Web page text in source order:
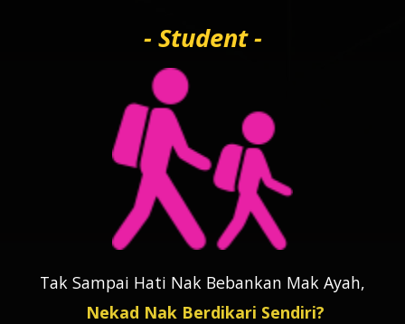
- Student -
Tak Sampai Hati Nak Bebankan Mak Ayah,
Nekad Nak Berdikari Sendiri?